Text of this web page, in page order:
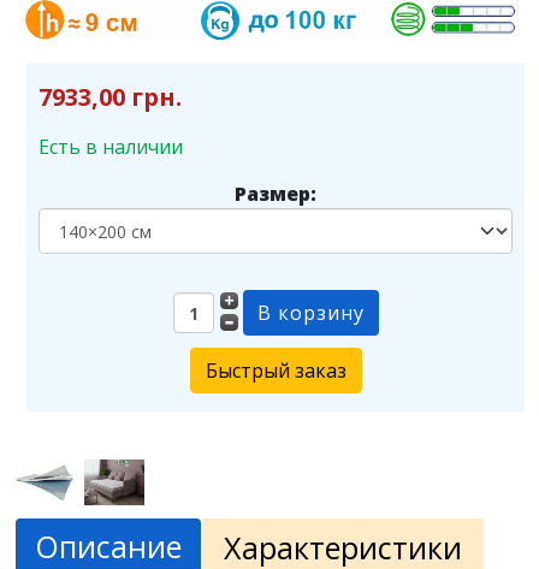
7933,00 грн.
Есть в наличии
Размер:
Быстрый заказ
Описание
Характеристики